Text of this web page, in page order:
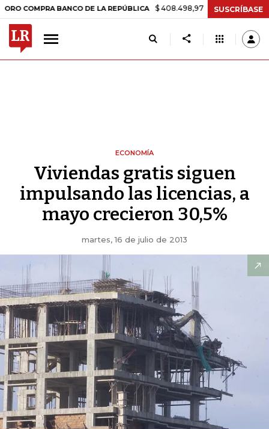
BANCO DE LA REPÚBLICA $ 408.498,97 +$ 8.753,81 +2,19%
SUSCRÍBASE
ECONOMÍA
Viviendas gratis siguen
impulsando las licencias, a
mayo crecieron 30,5%
martes, 16 de julio de 2013